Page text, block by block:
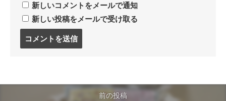
新しいコメントをメールで通知
新しい投稿をメールで受け取る
る
前の投稿